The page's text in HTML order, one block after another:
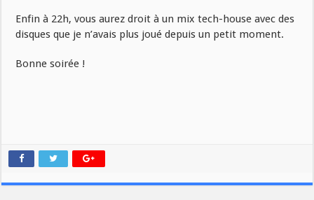
Enfin à 22h, vous aurez droit à un mix tech-house avec des
disques que je n’avais plus joué depuis un petit moment.
Bonne soirée !